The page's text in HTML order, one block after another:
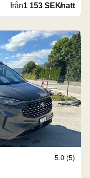
från1 153 SEK/natt
5.0 (5)